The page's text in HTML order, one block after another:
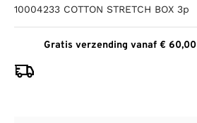
10004233 COTTON STRETCH BOX 3p
Gratis verzending vanaf € 60,00